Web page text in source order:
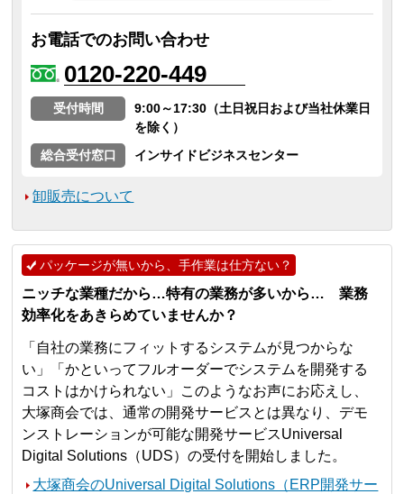
お電話でのお問い合わせ
0120-220-449
受付時間
9:00～17:30（土日祝日および当社休業日
を除く）
総合受付窓口
インサイドビジネスセンター
卸販売について
パッケージが無いから、手作業は仕方ない？
ニッチな業種だから…特有の業務が多いから… 業務
効率化をあきらめていませんか？
「自社の業務にフィットするシステムが見つからな
い」「かといってフルオーダーでシステムを開発する
コストはかけられない」このようなお声にお応えし、
大塚商会では、通常の開発サービスとは異なり、デモ
ンストレーションが可能な開発サービスUniversal
Digital Solutions（UDS）の受付を開始しました。
大塚商会のUniversal Digital Solutions（ERP開発サー